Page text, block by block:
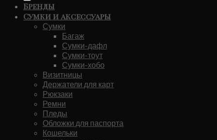
Бренды
Сумки и аксессуары
Сумки
Багаж
Сумки-дафл
Сумки-тоут
Сумки-хобо
Визитницы
Держатели для карт
Рюкзаки
Ремни
Пледы
Обложки для паспорта
Кошельки